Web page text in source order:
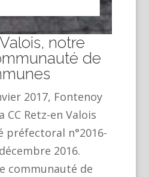
notre
de
2017, Fontenoy
Retz-en Valois
préfectoral n°2016-
2016.
communauté de